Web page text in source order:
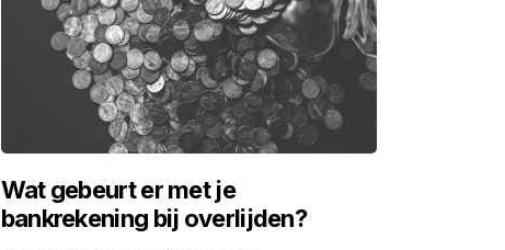
Wat gebeurt er met je
bankrekening bij overlijden?